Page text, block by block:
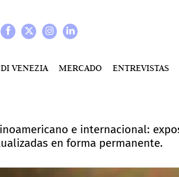
VENEZIA MERCADO ENTREVISTAS
e internacional:
en forma permanente.